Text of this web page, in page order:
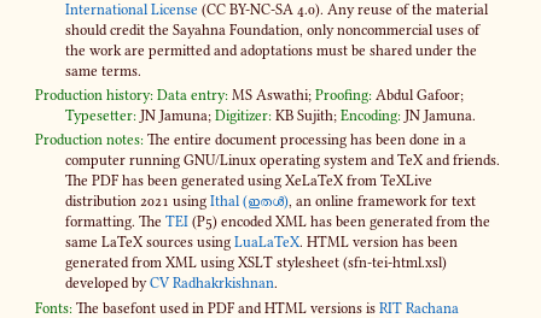
International License (CC BY-​NC-SA 4​.0). Any reuse of the material
should credit the Sayahna Foundation, only noncommercial uses of
the work are permitted and adoptations must be shared under the
same terms.
Production history: Data entry: MS Aswathi;Proofing: Abdul Gafoor;
Typesetter: JN Jamuna;Digitizer: KB Sujith;Encoding: JN Jamuna.
Production notes: The entire document processing has been done in a
computer running GNU/Linux operating system and TeX and friends.
The PDF has been generated using XeLaTeX from TeXLive
distribution 2021 usingIthal (ഇതൾ), an online framework for text
formatting. TheTEI (P5) encoded XML has been generated from the
same LaTeX sources usingLuaLaTeX. HTML version has been
generated from XML using XSLT stylesheet (sfn-​tei-html.xsl)
developed byCV Radhakrkishnan.
Fonts: The basefont used in PDF and HTML versions isRIT Rachana